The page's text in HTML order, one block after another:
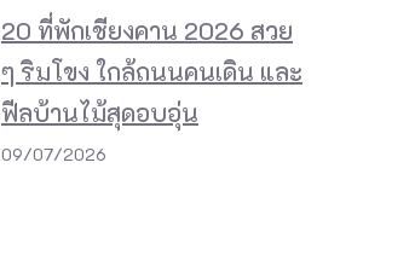
20 ที่พักเชียงคาน 2026 สวย
ๆ ริมโขง ใกล้ถนนคนเดิน และ
ฟีลบ้านไม้สุดอบอุ่น
09/07/2026